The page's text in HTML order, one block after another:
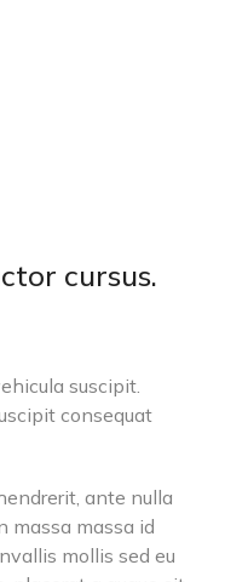
cursus.
suscipit.
consequat
ante nulla
massa massa id
mollis sed eu